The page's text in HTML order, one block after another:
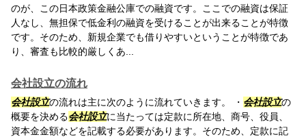
のが、この日本政策金融公庫での融資です。ここでの融資は保証
人なし、無担保で低金利の融資を受けることが出来ることが特徴
です。そのため、新規企業でも借りやすいということが特徴であ
り、審査も比較的厳しくあ...
会社設立の流れ
会社設立の流れは主に次のように流れていきます。 ・ 会社設立の
概要を決める会社設立に当たっては定款に所在地、商号、役員、
資本金金額などを記載する必要があります。そのため、定款に記